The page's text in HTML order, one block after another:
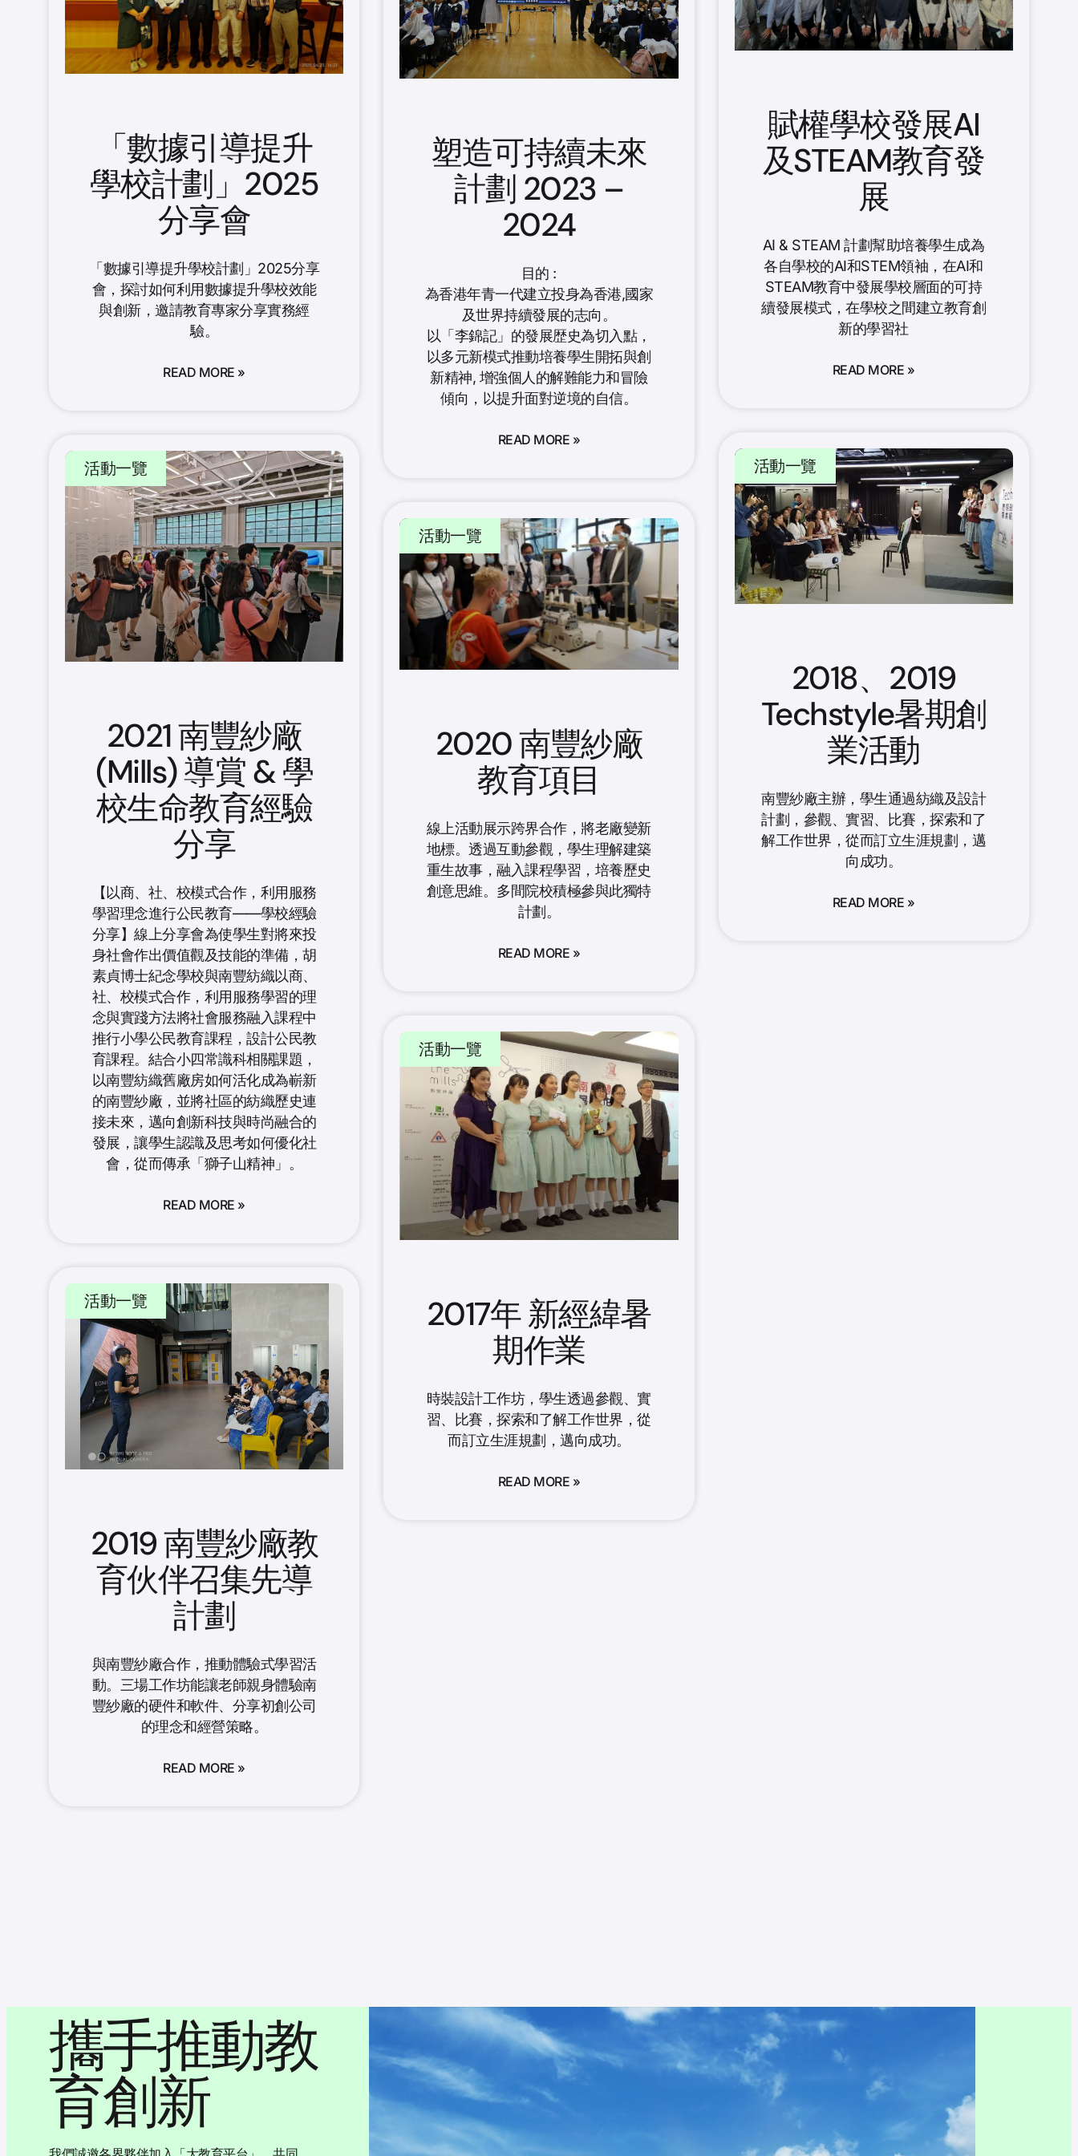
「數據引導提升
學校計劃」2025
分享會
「數據引導提升學校計劃」2025分享
會，探討如何利用數據提升學校效能
與創新，邀請教育專家分享實務經
驗。
READ MORE »
塑造可持續未來
計劃 2023 –
2024
目的 :
為香港年青一代建立投身為香港,國家
及世界持續發展的志向。
以「李錦記」的發展歴史為切入點，
以多元新模式推動培養學生開拓與創
新精神, 增強個人的解難能力和冒險
傾向，以提升面對逆境的自信。
READ MORE »
賦權學校發展AI
及STEAM教育發
展
AI & STEAM 計劃幫助培養學生成為
各自學校的AI和STEM領袖，在AI和
STEAM教育中發展學校層面的可持
續發展模式，在學校之間建立教育創
新的學習社
READ MORE »
活動一覽
2021 南豐紗廠
(Mills) 導賞 & 學
校生命教育經驗
分享
【以商、社、校模式合作，利用服務
學習理念進行公民教育——學校經驗
分享】線上分享會為使學生對將來投
身社會作出價值觀及技能的準備，胡
素貞博士紀念學校與南豐紡織以商、
社、校模式合作，利用服務學習的理
念與實踐方法將社會服務融入課程中
推行小學公民教育課程，設計公民教
育課程。結合小四常識科相關課題，
以南豐紡織舊廠房如何活化成為嶄新
的南豐紗廠，並將社區的紡織歷史連
接未來，邁向創新科技與時尚融合的
發展，讓學生認識及思考如何優化社
會，從而傳承「獅子山精神」。
READ MORE »
活動一覽
2020 南豐紗廠
教育項目
線上活動展示跨界合作，將老廠變新
地標。透過互動參觀，學生理解建築
重生故事，融入課程學習，培養歷史
創意思維。多間院校積極參與此獨特
計劃。
READ MORE »
活動一覽
2018、2019
Techstyle暑期創
業活動
南豐紗廠主辦，學生通過紡織及設計
計劃，參觀、實習、比賽，探索和了
解工作世界，從而訂立生涯規劃，邁
向成功。
READ MORE »
活動一覽
2019 南豐紗廠教
育伙伴召集先導
計劃
與南豐紗廠合作，推動體驗式學習活
動。三場工作坊能讓老師親身體驗南
豐紗廠的硬件和軟件、分享初創公司
的理念和經營策略。
READ MORE »
活動一覽
2017年 新經緯暑
期作業
時裝設計工作坊，學生透過參觀、實
習、比賽，探索和了解工作世界，從
而訂立生涯規劃，邁向成功。
READ MORE »
攜手推動教
育創新